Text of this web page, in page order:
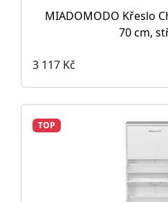
MIADOMODO Křeslo
70 cm,
3 117 Kč
TOP